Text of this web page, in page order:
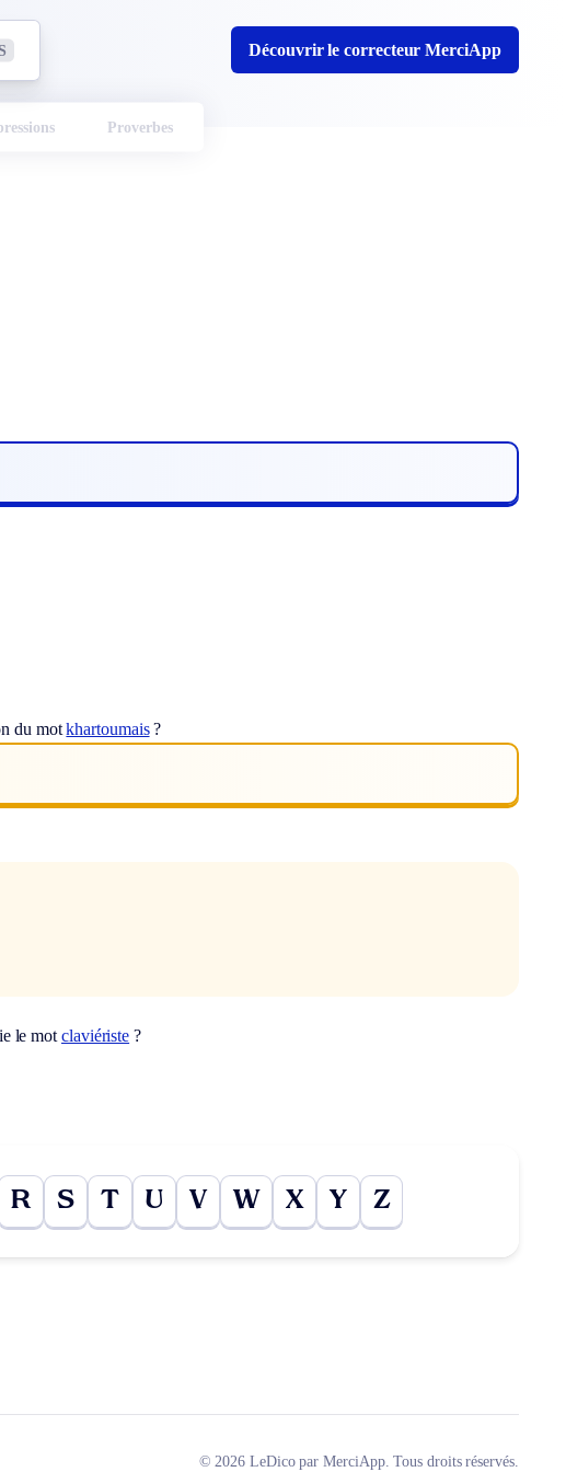
Découvrir le correcteur MerciApp
Proverbes
du motkhartoumais?
le motclaviériste ?
R S T U V W X Y Z
© 2026 LeDico par MerciApp. Tous droits réservés.